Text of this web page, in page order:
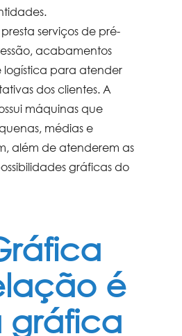
presta serviços de pré-
acabamentos
logística para atender
dos clientes. A
máquinas que
médias e
além de atenderem as
gráficas do
é
gráfica